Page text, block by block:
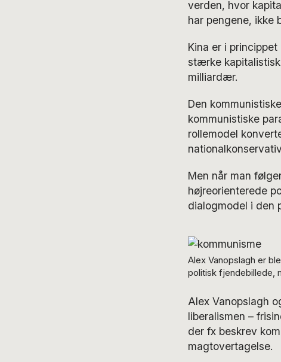
verden, hvor
har pengene, ikke
Kina er i
stærke
milliardær.
Den
kommunistiske
rollemodel
Men når man
højreorienterede
dialogmodel i den
Alex Vanopslagh er
politisk fjendebillede,
Alex Vanopslagh
liberalismen –
der fx beskrev
magtovertagelse.